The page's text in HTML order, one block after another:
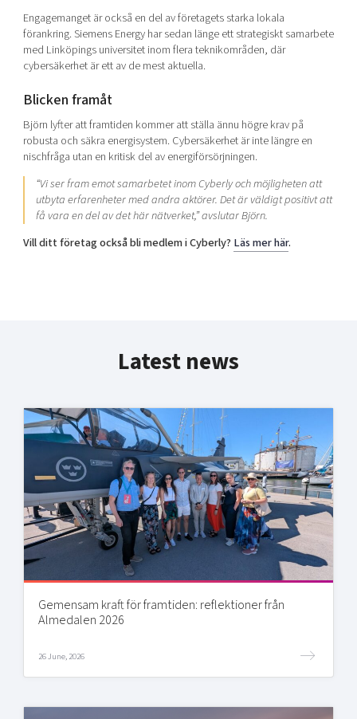
Engagemanget är också en del av företagets starka lokala
förankring. Siemens Energy har sedan länge ett strategiskt samarbete
med Linköpings universitet inom flera teknikområden, där
cybersäkerhet är ett av de mest aktuella.
Blicken framåt
Björn lyfter att framtiden kommer att ställa ännu högre krav på
robusta och säkra energisystem. Cybersäkerhet är inte längre en
nischfråga utan en kritisk del av energiförsörjningen.
“Vi ser fram emot samarbetet inom Cyberly och möjligheten att
utbyta erfarenheter med andra aktörer. Det är väldigt positivt att
få vara en del av det här nätverket,”avslutar Björn.
Vill ditt företag också bli medlem i Cyberly? Läs mer här.
Latest news
Gemensam kraft för framtiden: reflektioner från
Almedalen 2026
26 June, 2026